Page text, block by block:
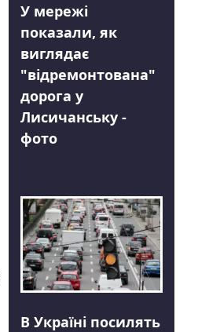
У мережі
показали, як
виглядає
"відремонтована"
дорога у
Лисичанську -
фото
В Україні посилять